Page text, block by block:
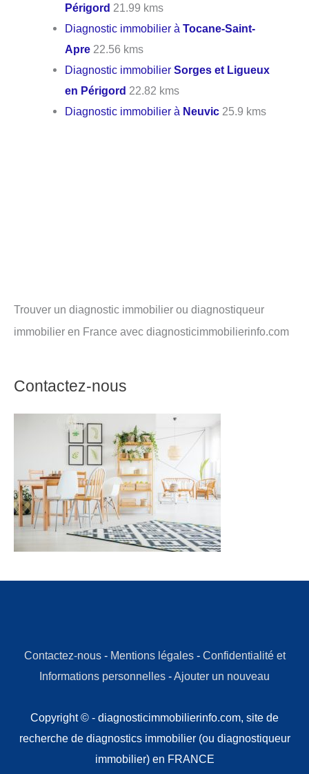
Périgord 21.99 kms
Diagnostic immobilier àTocane-Saint-
Apre 22.56 kms
Diagnostic immobilierSorges et Ligueux
en Périgord 22.82 kms
Diagnostic immobilier à Neuvic 25.9 kms
Trouver un diagnostic immobilier ou diagnostiqueur
immobilier en France avec diagnosticimmobilierinfo.com
Contactez-nous
Contactez-nous- Mentions légales- Confidentialité et
Informations personnelles -Ajouter un nouveau
Copyright © - diagnosticimmobilierinfo.com, site de
recherche de diagnostics immobilier (ou diagnostiqueur
immobilier) en FRANCE